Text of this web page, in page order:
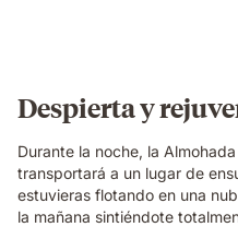
Despierta y
Durante la noche, la
transportará a un lugar de
estuvieras flotando en una
la mañana sintiéndote